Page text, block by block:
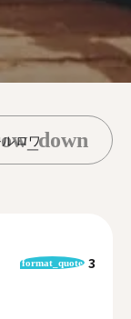
ロワ
format_quote 3